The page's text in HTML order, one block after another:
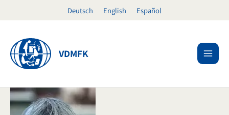
Deutsch English Español
VDMFK